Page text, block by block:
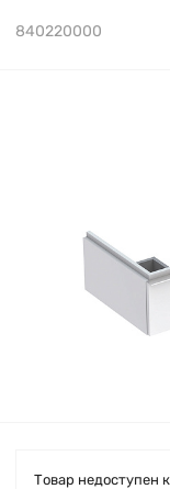
840220000
Товар недоступен